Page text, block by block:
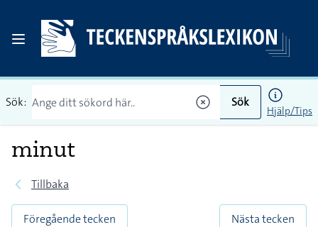
Sök: Sök
Hjälp/Tips
minut
Tillbaka
Föregående tecken
Nästa tecken